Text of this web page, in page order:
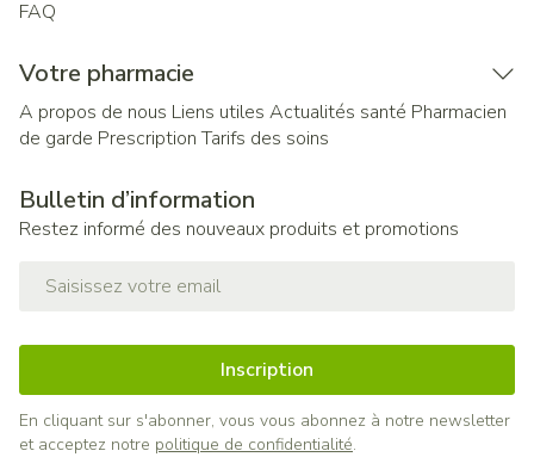
FAQ
Votre pharmacie
A propos de nous Liens utiles Actualités santé Pharmacien
de garde Prescription Tarifs des soins
Bulletin d’information
Restez informé des nouveaux produits et promotions
Inscription
En cliquant sur s'abonner, vous vous abonnez à notre newsletter
et acceptez notre politique de confidentialité.